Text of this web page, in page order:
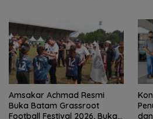
Amsakar Achmad Resmi
Buka Batam Grassroot
Football Festival 2026, Buka